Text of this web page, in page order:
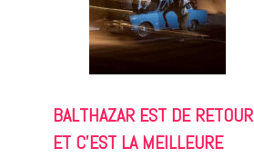
BALTHAZAR EST DE RETOUR
ET C’EST LA MEILLEURE